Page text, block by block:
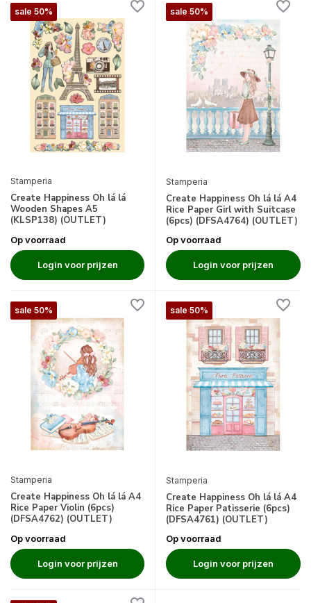
sale 50%
Stamperia
Create Happiness Oh lá lá
Wooden Shapes A5
(KLSP138) (OUTLET)
Op voorraad
Login voor prijzen
sale 50%
Stamperia
Create Happiness Oh lá lá A4
Rice Paper Girl with Suitcase
(6pcs) (DFSA4764) (OUTLET)
Op voorraad
Login voor prijzen
sale 50%
Stamperia
Create Happiness Oh lá lá A4
Rice Paper Violin (6pcs)
(DFSA4762) (OUTLET)
Op voorraad
Login voor prijzen
sale 50%
Stamperia
Create Happiness Oh lá lá A4
Rice Paper Patisserie (6pcs)
(DFSA4761) (OUTLET)
Op voorraad
Login voor prijzen